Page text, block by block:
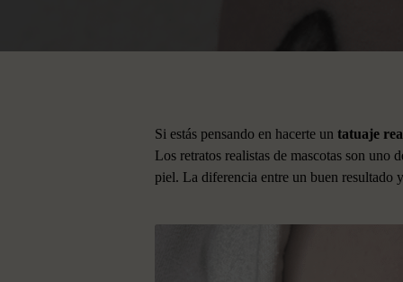
Si estás pensando en hacerte un tatuaje
Los retratos realistas de mascotas son uno
piel. La diferencia entre un buen resultado